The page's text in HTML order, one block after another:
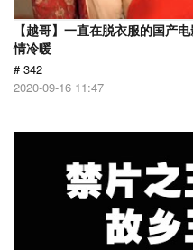
【越哥】一直在脱衣服的国产
情冷暖
# 342
2020-09-16 11:47